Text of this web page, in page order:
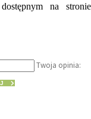
na stronie
Twoja opinia: